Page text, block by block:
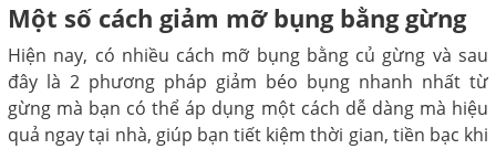
Một số cách giảm mỡ bụng bằng gừng
Hiện nay, có nhiều cách mỡ bụng bằng củ gừng và sau
đây là 2 phương pháp giảm béo bụng nhanh nhất từ
gừng mà bạn có thể áp dụng một cách dễ dàng mà hiệu
quả ngay tại nhà, giúp bạn tiết kiệm thời gian, tiền bạc khi